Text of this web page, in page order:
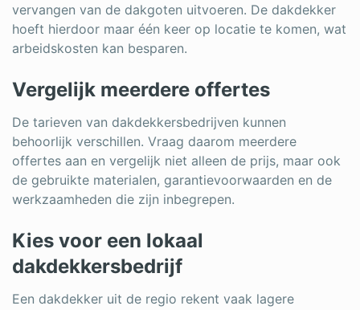
vervangen van de dakgoten uitvoeren. De dakdekker
hoeft hierdoor maar één keer op locatie te komen, wat
arbeidskosten kan besparen.
Vergelijk meerdere offertes
De tarieven van dakdekkersbedrijven kunnen
behoorlijk verschillen. Vraag daarom meerdere
offertes aan en vergelijk niet alleen de prijs, maar ook
de gebruikte materialen, garantievoorwaarden en de
werkzaamheden die zijn inbegrepen.
Kies voor een lokaal
dakdekkersbedrijf
Een dakdekker uit de regio rekent vaak lagere